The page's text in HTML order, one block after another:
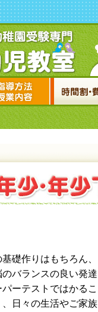
礎作りはもちろん、
バランスの良い発達
ーテストではかるこ
日々の生活やご家族